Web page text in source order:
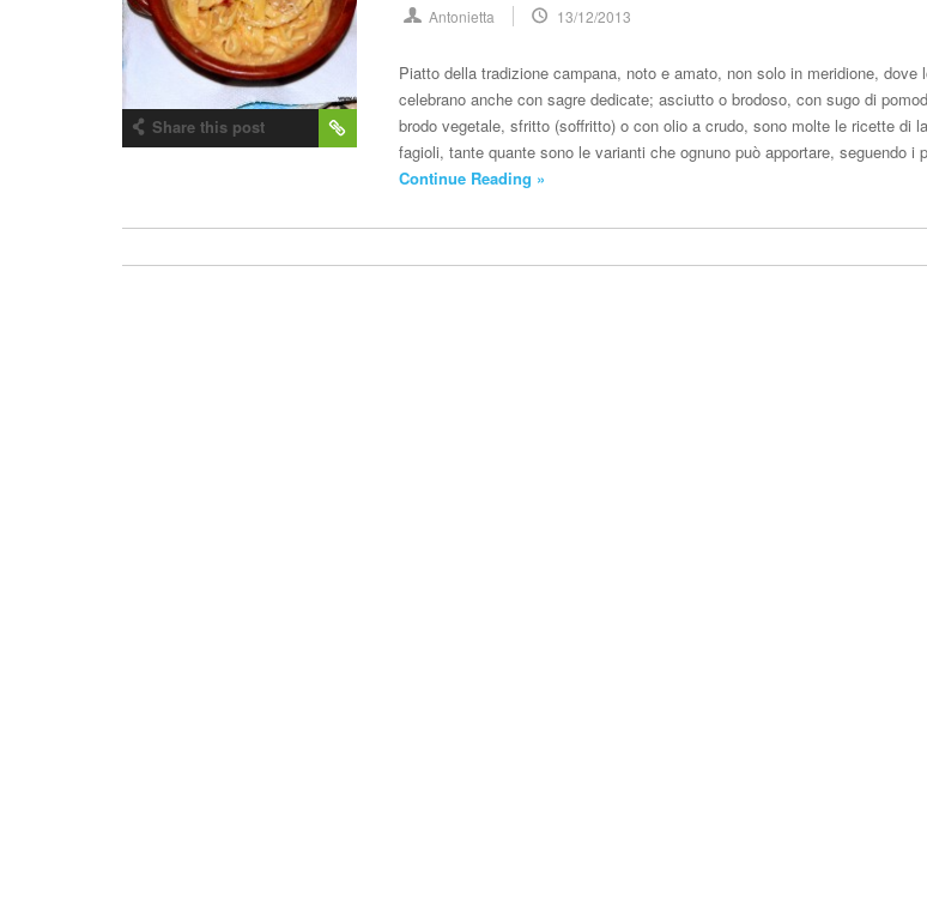
Share this post
Antonietta 13/12/2013
Piatto della tradizione campana, noto e amato, non solo in meridione, dove
celebrano anche con sagre dedicate; asciutto o brodoso, con sugo di
brodo vegetale, sfritto (soffritto) o con olio a crudo, sono molte le ricette di
fagioli, tante quante sono le varianti che ognuno può apportare, seguendo i
Continue Reading »